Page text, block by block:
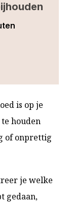
is op je
houden
of onprettig
je welke
gedaan,